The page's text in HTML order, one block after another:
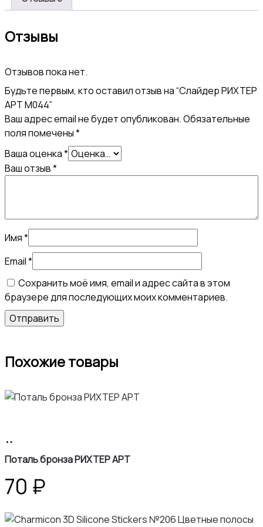
Отзывы
Отзывов пока нет.
Будьте первым, кто оставил отзыв на “Слайдер РИХТЕР
АРТ М044”
Ваш адрес email не будет опубликован.Обязательные
поля помечены*
Ваша оценка*
Ваш отзыв*
Имя*
Email*
Сохранить моё имя, email и адрес сайта в этом
браузере для последующих моих комментариев.
Похожие товары
корзину
Поталь бронза РИХТЕР АРТ
70 ₽